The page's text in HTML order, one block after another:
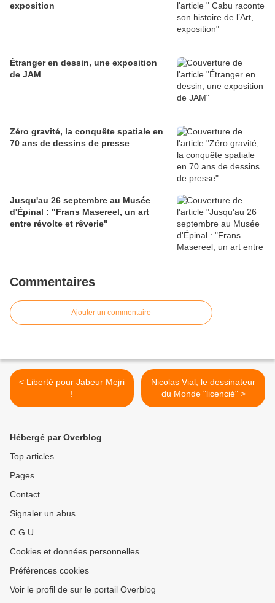
exposition
Étranger en dessin, une exposition
de JAM
Zéro gravité, la conquête spatiale en
70 ans de dessins de presse
Jusqu'au 26 septembre au Musée
d'Épinal : "Frans Masereel, un art
entre révolte et rêverie"
Commentaires
Ajouter un commentaire
< Liberté pour Jabeur Mejri
!
Nicolas Vial, le dessinateur
du Monde "licencié" >
Hébergé par Overblog
Top articles
Pages
Contact
Signaler un abus
C.G.U.
Cookies et données personnelles
Préférences cookies
Voir le profil de sur le portail Overblog